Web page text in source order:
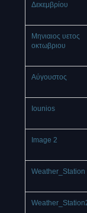
Δεκεμβρίου
Μηνιαιος υετος
οκτωβριου
Αύγουστος
Iounios
Image 2
Weather_Station